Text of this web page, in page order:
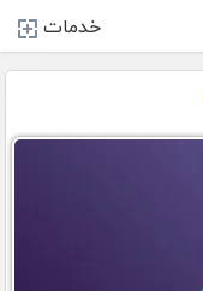
خدمات